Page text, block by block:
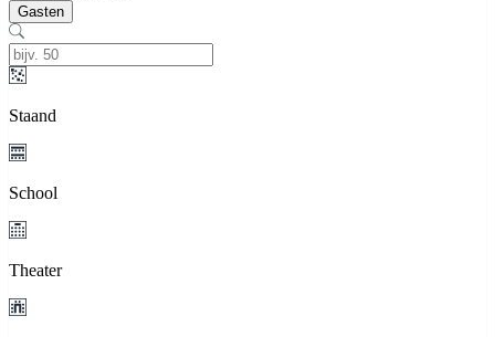
Gasten
Staand
School
Theater